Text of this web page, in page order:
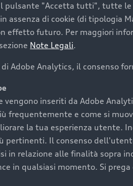
di guidare un’Audi è
possiamo fornirti
Value ti garantiamo il valore
tutta la libertà di
o restituirla.
pulsante "Accetta tutti", tutte le
assenza di cookie (di tipologia
effetto futuro. Per maggiori
Note Legali.
Adobe Analytics, il consenso
vengono inseriti da Adobe
frequentemente e come si
la tua esperienza utente.
pertinenti. Il consenso
in relazione alle finalità sopra
in qualsiasi momento. Si